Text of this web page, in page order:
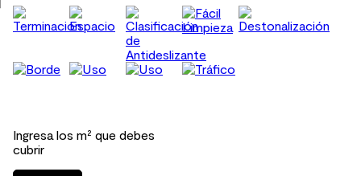
Ingresa los m² que debes
cubrir